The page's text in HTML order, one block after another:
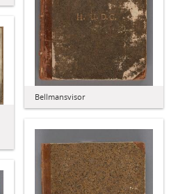
Bellmansvisor